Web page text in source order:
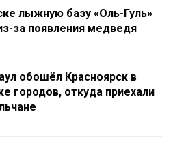
лыжную базу «Оль-Гуль»
за появления медведя
обошёл Красноярск в
городов, откуда приехали